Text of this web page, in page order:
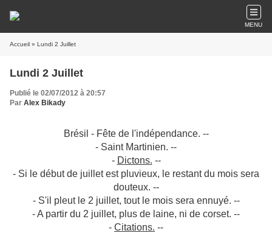
MENU
Accueil » Lundi 2 Juillet
Lundi 2 Juillet
Publié le 02/07/2012 à 20:57
Par Alex Bikady
Brésil - Fête de l'indépendance. --
- Saint Martinien. --
- Dictons. --
- Si le début de juillet est pluvieux, le restant du mois sera
douteux. --
- S'il pleut le 2 juillet, tout le mois sera ennuyé. --
- A partir du 2 juillet, plus de laine, ni de corset. --
- Citations. --